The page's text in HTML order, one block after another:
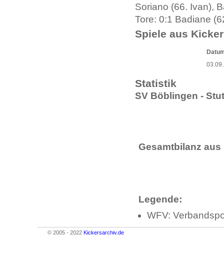
Soriano (66. Ivan),
Tore: 0:1 Badiane
Spiele aus
Statistik
SV Böblingen -
Gesamtbilanz
Legende:
WFV:
© 2005 - 2022 Kickersarchiv.de